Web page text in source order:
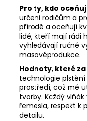
Pro ty, kdo
určeni rodičům a
přírodě a oceňují
lidé, kteří mají rádi
vyhledávají ručně
masovéprodukce.
Hodnoty, které
technologie
prostředí, což mě
tvorby. Každý
řemesla, respekt k
detailu.